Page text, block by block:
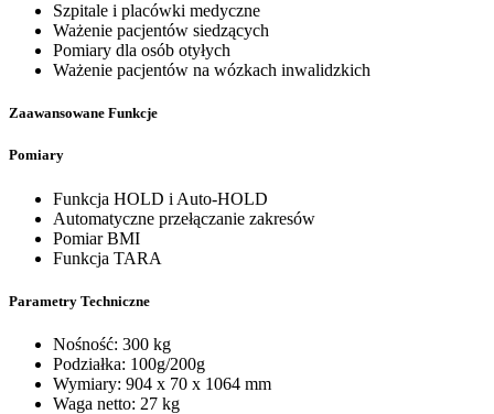
Szpitale i placówki medyczne
Ważenie pacjentów siedzących
Pomiary dla osób otyłych
Ważenie pacjentów na wózkach inwalidzkich
Zaawansowane Funkcje
Pomiary
Funkcja HOLD i Auto-HOLD
Automatyczne przełączanie zakresów
Pomiar BMI
Funkcja TARA
Parametry Techniczne
Nośność: 300 kg
Podziałka: 100g/200g
Wymiary: 904 x 70 x 1064 mm
Waga netto: 27 kg